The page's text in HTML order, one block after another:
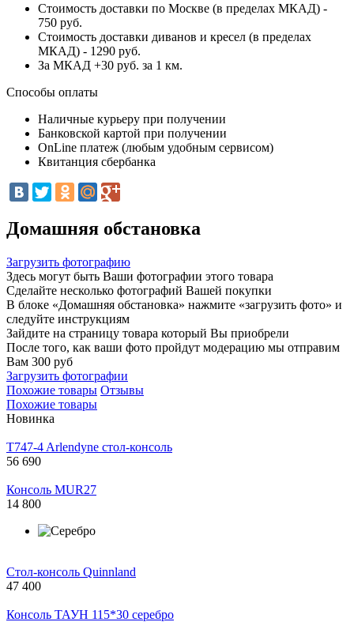
Стоимость доставки по Москве (в пределах МКАД) -
750 руб.
Стоимость доставки диванов и кресел (в пределах
МКАД) - 1290 руб.
За МКАД +30 руб. за 1 км.
Способы оплаты
Наличные курьеру при получении
Банковской картой при получении
OnLine платеж (любым удобным сервисом)
Квитанция сбербанка
Домашняя обстановка
Загрузить фотографию
Здесь могут быть Ваши фотографии этого товара
Сделайте несколько фотографий Вашей покупки
В блоке «Домашняя обстановка» нажмите «загрузить фото» и
следуйте инструкциям
Зайдите на страницу товара который Вы приобрели
После того, как ваши фото пройдут модерацию мы отправим
Вам 300 руб
Загрузить фотографии
Похожие товары Отзывы
Похожие товары
Новинка
T747-4 Arlendyne стол-консоль
56 690
Консоль MUR27
14 800
Стол-консоль Quinnland
47 400
Консоль ТАУН 115*30 серебро